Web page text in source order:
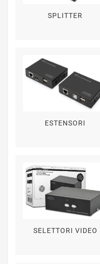
SPLITTER
ESTENSORI
SELETTORI VIDEO